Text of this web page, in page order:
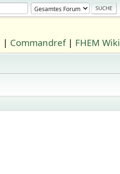
| Commandref| FHEM Wiki